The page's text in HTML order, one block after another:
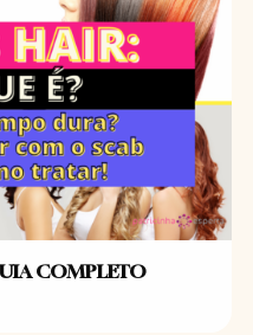
COMPLETO